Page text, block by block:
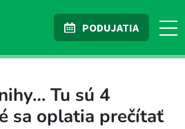
PODUJATIA
Tu sú 4
sa oplatia prečítať